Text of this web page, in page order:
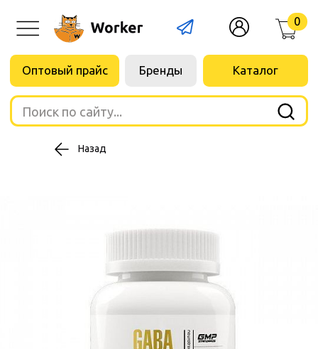
Поиск по сайту...
Назад